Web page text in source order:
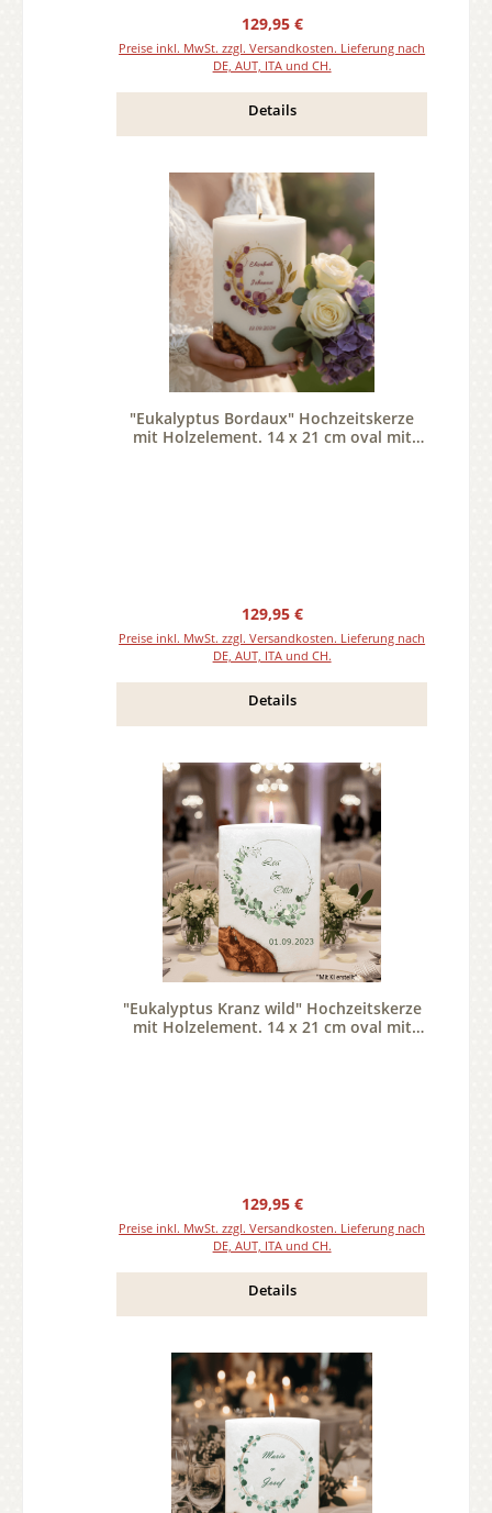
Regulärer Preis:
129,95 €
Preise inkl. MwSt. zzgl. Versandkosten. Lieferung nach
DE, AUT, ITA und CH.
Details
"Eukalyptus Bordaux" Hochzeitskerze
mit Holzelement. 14 x 21 cm oval mit
Regulärer Preis:
129,95 €
Preise inkl. MwSt. zzgl. Versandkosten. Lieferung nach
DE, AUT, ITA und CH.
Details
"Eukalyptus Kranz wild" Hochzeitskerze
mit Holzelement. 14 x 21 cm oval mit
Regulärer Preis:
129,95 €
Preise inkl. MwSt. zzgl. Versandkosten. Lieferung nach
DE, AUT, ITA und CH.
Details